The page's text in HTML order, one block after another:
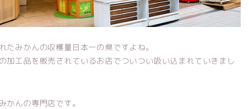
たみかんの収穫量日本一の県ですよね。
加工品を販売されているお店でついつい吸い込まれていきまし
かんの専門店です。